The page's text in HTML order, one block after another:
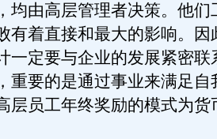
均由高层管理者决策。他们
有着直接和最大的影响。因
一定要与企业的发展紧密联
重要的是通过事业来满足自
层员工年终奖励的模式为货